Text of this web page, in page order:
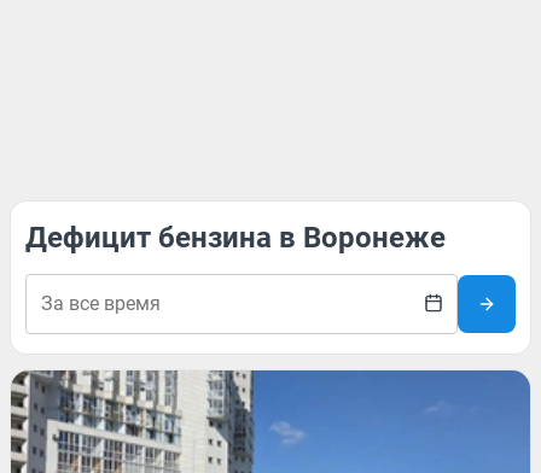
Дефицит бензина в Воронеже